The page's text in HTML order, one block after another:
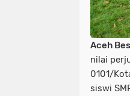
Aceh
nilai
0101/
siswi